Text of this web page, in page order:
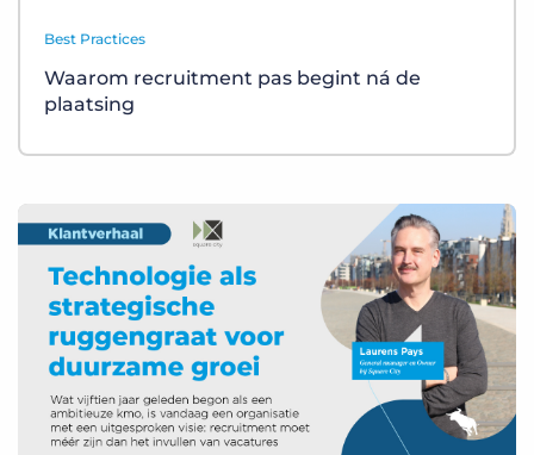
Best Practices
Waarom recruitment pas begint ná de
plaatsing